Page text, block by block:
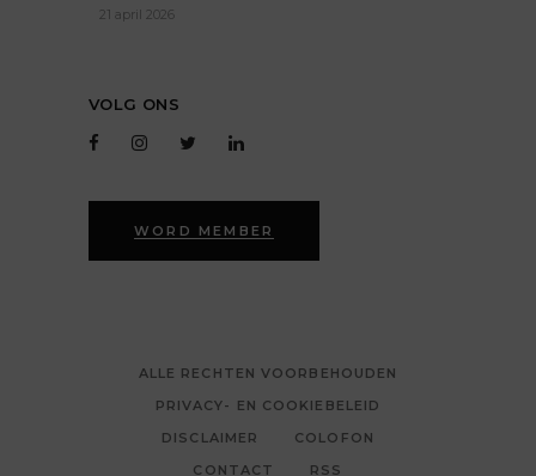
21 april 2026
VOLG ONS
WORD MEMBER
ALLE RECHTEN VOORBEHOUDEN
PRIVACY- EN COOKIEBELEID
DISCLAIMER
COLOFON
CONTACT
RSS